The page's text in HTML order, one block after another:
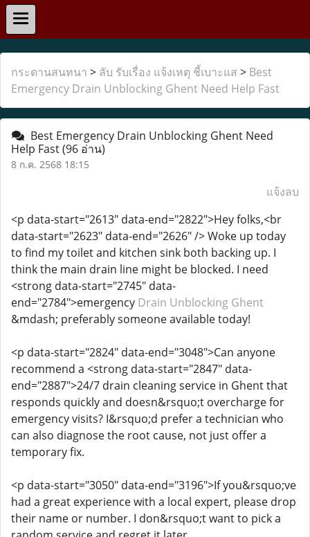
กระดานสนทนา > ลับ รับเรื่อง แจ้งเหตุ ชี้เบาะแส > Best
Emergency Drain Unblocking Ghent Need Help Fast
Best Emergency Drain Unblocking Ghent Need
Help Fast(96 อ่าน)
8 ก.ค. 2568 18:15
แจ้งลบ
<p data-start="2613" data-end="2822">Hey folks,<br
data-start="2623" data-end="2626" /> Woke up today
to find my toilet and kitchen sink both backing up. I
think the main drain line might be blocked. I need
<strong data-start="2745" data-
end="2784">emergency Drain Unblocking Ghent
&mdash; preferably someone available today!
<p data-start="2824" data-end="3048">Can anyone
recommend a <strong data-start="2847" data-
end="2887">24/7 drain cleaning service in Ghent that
responds quickly and doesn&rsquo;t overcharge for
emergency visits? I&rsquo;d prefer a technician who
can also diagnose the root cause, not just offer a
temporary fix.
<p data-start="3050" data-end="3196">If you&rsquo;ve
had a great experience with a local expert, please drop
their name or number. I don&rsquo;t want to pick a